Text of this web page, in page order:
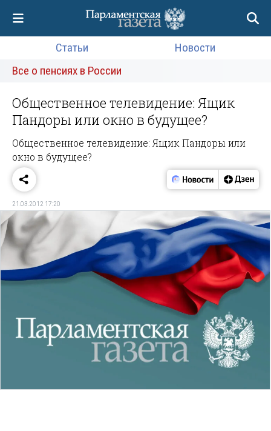
Статьи
Новости
Все о пенсиях в России
Общественное телевидение: Ящик
Пандоры или окно в будущее?
Общественное телевидение: Ящик Пандоры или
окно в будущее?
21.03.2012 17:20